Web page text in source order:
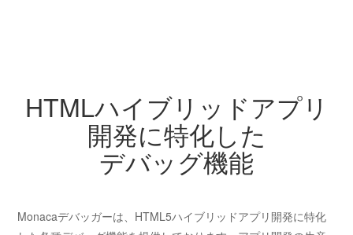
HTMLハイブリッドアプリ
開発に特化した
デバッグ機能
Monacaデバッガーは、HTML5ハイブリッドアプリ開発に特化